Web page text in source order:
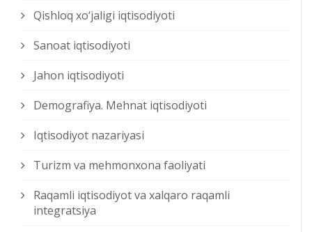
Qishloq xо‘jaligi iqtisodiyoti
Sanoat iqtisodiyoti
Jahon iqtisodiyoti
Demografiya. Mehnat iqtisodiyoti
Iqtisodiyot nazariyasi
Turizm va mehmonxona faoliyati
Raqamli iqtisodiyot va xalqaro raqamli
integratsiya